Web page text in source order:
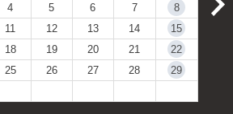
4 5 6 7
8
11 12 13 14
15
18 19 20 21
22
25 26 27 28
29